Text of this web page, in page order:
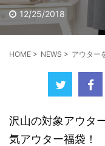
12/25/2018
HOME > NEWS > アウター
沢山の対象アウタ
気アウター福袋！